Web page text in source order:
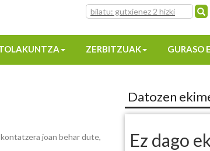
ZERBITZUAK GURASO
joan behar dute,
Datozen
Ez dago